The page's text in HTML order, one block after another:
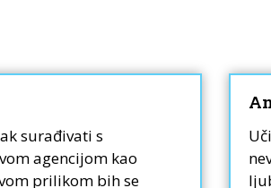
surađivati s
agencijom kao
prilikom bih se